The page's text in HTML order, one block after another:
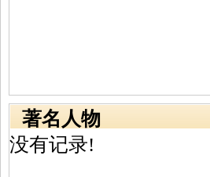
著名人物
没有记录!